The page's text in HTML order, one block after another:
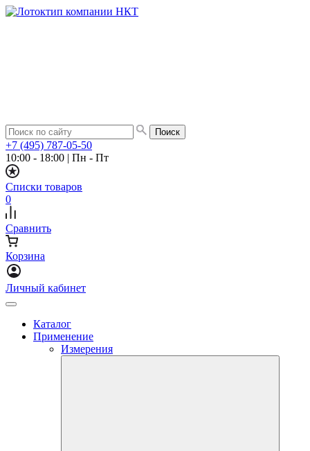
+7 (495) 787-05-50
10:00 - 18:00 | Пн - Пт
Списки товаров
0
Сравнить
Корзина
Личный кабинет
Каталог
Применение
Измерения